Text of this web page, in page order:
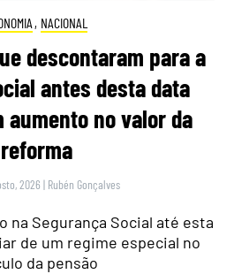
, NACIONAL
descontaram para a
antes desta data
aumento no valor da
reforma
2026 | Rubén Gonçalves
na Segurança Social até esta
de um regime especial no
da pensão